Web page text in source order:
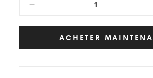
AS
ORIELS
quantity
ACHETER